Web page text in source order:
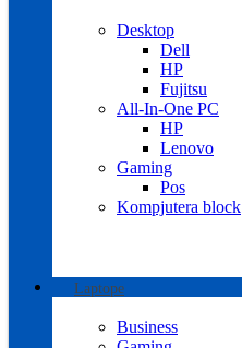
Desktop
Dell
HP
Fujitsu
All-In-One PC
HP
Lenovo
Gaming
Pos
Kompjutera block
Laptope
Business